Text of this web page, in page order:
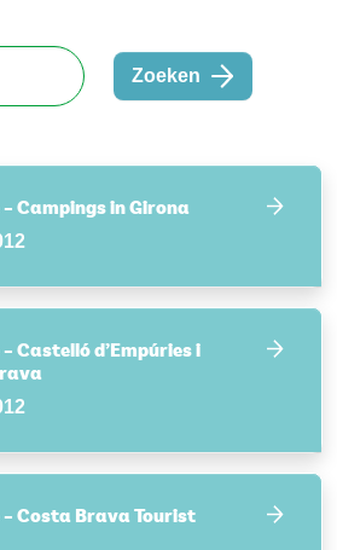
Zoeken
Campings in Girona
Castelló d’Empúries i
Costa Brava Tourist